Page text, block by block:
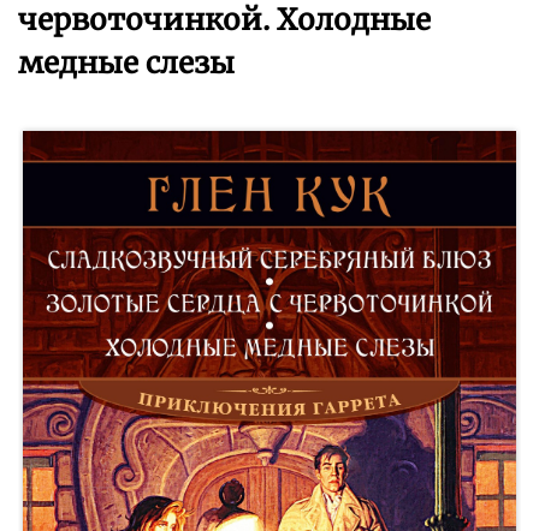
червоточинкой. Холодные
медные слезы